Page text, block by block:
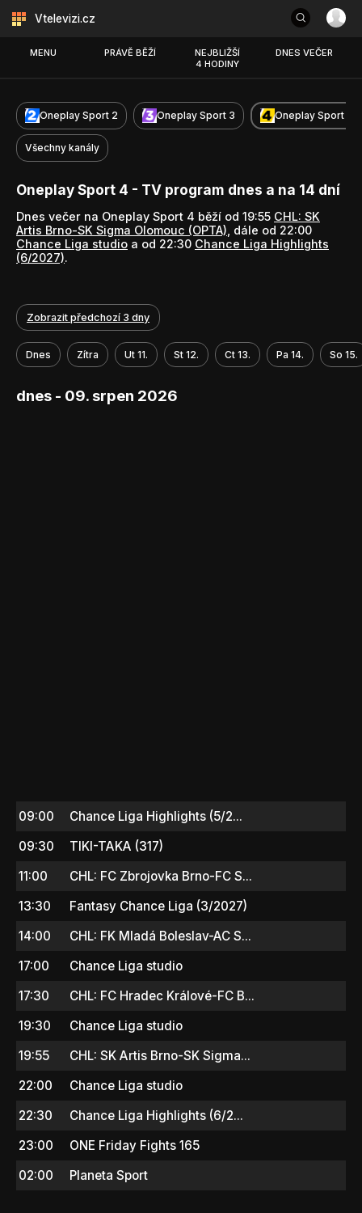
Vtelevizi.cz
MENU PRÁVĚ BĚŽÍ
NEJBLIŽŠÍ
4 HODINY
DNES VEČER
Oneplay Sport 2 Oneplay Sport 3 Oneplay Sport 4
Všechny kanály
Oneplay Sport 4 - TV program dnes a na 14 dní
Dnes večer na Oneplay Sport 4 běží od 19:55 CHL: SK
Artis Brno-SK Sigma Olomouc (OPTA) , dále od 22:00
Chance Liga studio a od 22:30 Chance Liga Highlights
(6/2027).
Zobrazit předchozí 3 dny
Dnes Zítra Ut 11. St 12. Ct 13. Pa 14. So 15.
dnes - 09. srpen 2026
09:00
Chance Liga Highlights (5/2...
09:30
TIKI-TAKA (317)
11:00
CHL: FC Zbrojovka Brno-FC S...
13:30
Fantasy Chance Liga (3/2027)
14:00
CHL: FK Mladá Boleslav-AC S...
17:00
Chance Liga studio
17:30
CHL: FC Hradec Králové-FC B...
19:30
Chance Liga studio
19:55
CHL: SK Artis Brno-SK Sigma...
22:00
Chance Liga studio
22:30
Chance Liga Highlights (6/2...
23:00
ONE Friday Fights 165
02:00
Planeta Sport